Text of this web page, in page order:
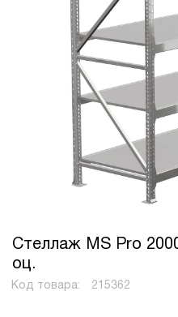
Стеллаж MS Pro
оц.
Код товара: 215362